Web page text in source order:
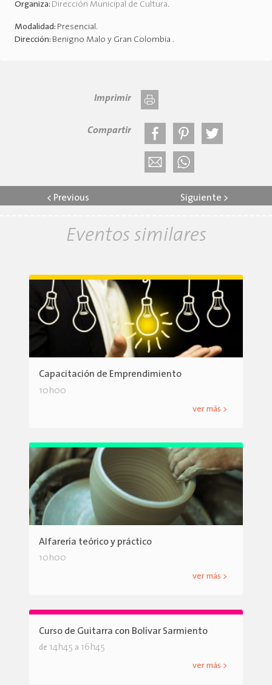
Organiza: Dirección Municipal de Cultura.
Modalidad: Presencial.
Dirección: Benigno Malo y Gran Colombia .
Imprimir
Compartir
< Previous Siguiente >
Eventos similares
Capacitación de Emprendimiento
10h00
ver más >
Alfarería teórico y práctico
10h00
ver más >
Curso de Guitarra con Bolívar Sarmiento
de 14h45 a 16h45
ver más >